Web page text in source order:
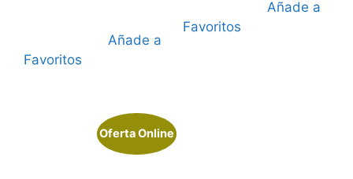
Añade a
Favoritos
Añade a
Favoritos
Oferta Online